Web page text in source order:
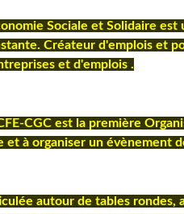
Sociale et Solidaire
Créateur d'emplois et
et d'emplois .
CGC est la première
et à organiser un évènement
autour de tables rondes,